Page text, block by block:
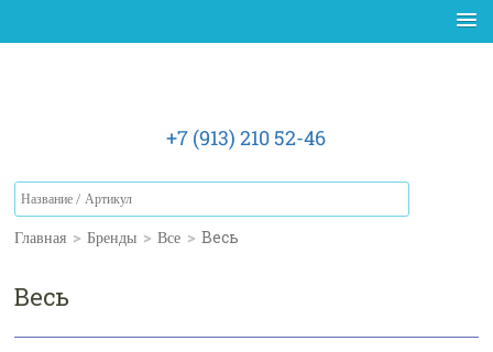
+7 (913) 210 52-46
Главная > Бренды > Все > Весь
Весь